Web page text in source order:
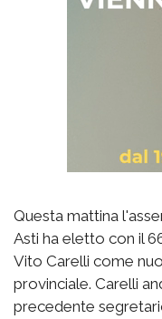
Questa mattina
Asti ha eletto con il
Vito Carelli come
provinciale. Carelli
precedente